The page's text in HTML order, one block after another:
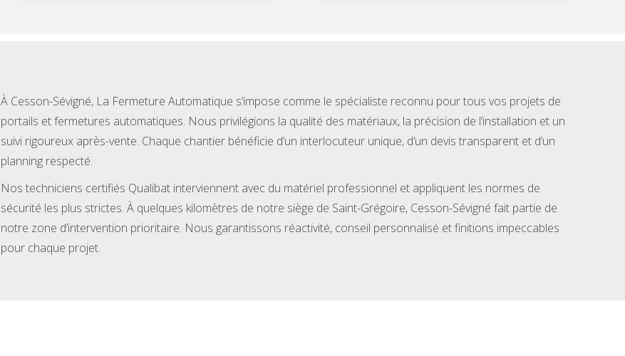
À Cesson-Sévigné, La Fermeture Automatique s’impose comme le spécialiste reconnu pour tous vos projets de
portails et fermetures automatiques. Nous privilégions la qualité des matériaux, la précision de l’installation et un
suivi rigoureux après-vente. Chaque chantier bénéficie d’un interlocuteur unique, d’un devis transparent et d’un
planning respecté.
Nos techniciens certifiés Qualibat interviennent avec du matériel professionnel et appliquent les normes de
sécurité les plus strictes. À quelques kilomètres de notre siège de Saint-Grégoire, Cesson-Sévigné fait partie de
notre zone d’intervention prioritaire. Nous garantissons réactivité, conseil personnalisé et finitions impeccables
pour chaque projet.